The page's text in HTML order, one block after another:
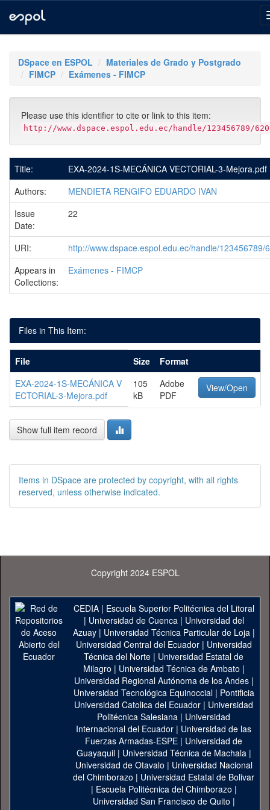
navigationDSpace en ESPOL
Materiales de Grado y Postgrado
FIMCP
Exámenes - FIMCP
Please use this identifier to cite or link to this item:
http://www.dspace.espol.edu.ec/handle/123456789/
Title:
EXA-2024-1S-MECÁNICA VECTORIAL-3-Mejora.pdf
Authors:
MENDIETA RENGIFO EDUARDO IVAN
Issue
Date:
22
URI:
http://www.dspace.espol.edu.ec/handle/123456789/
Appears in
Collections:
Exámenes - FIMCP
Files in This Item:
File Size
Format
EXA-2024-1S-MECÁNICA V
ECTORIAL-3-Mejora.pdf
105
kB
Adobe
PDF
View/Open
Show full item record
Items in DSpace are protected by copyright, with all rights
reserved, unless otherwise indicated.
Copyright 2024 ESPOL
CEDIA| Escuela Superior Politécnica del Litoral
| Universidad de Cuenca| Universidad del
Azuay| Universidad Técnica Particular de Loja|
Universidad Central del Ecuador| Universidad
Técnica del Norte | Universidad Estatal de
Milagro | Universidad Técnica de Ambato |
Universidad Regional Autónoma de los Andes|
Universidad Tecnológica Equinoccial| Pontificia
Universidad Catolica del Ecuador | Universidad
Politécnica Salesiana | Universidad
Internacional del Ecuador | Universidad de las
Fuerzas Armadas-ESPE | Universidad de
Guayaquil| Universidad Técnica de Machala|
Universidad de Otavalo | Universidad Nacional
del Chimborazo | Universidad Estatal de Bolivar
| Escuela Politécnica del Chimborazo |
Universidad San Francisco de Quito |